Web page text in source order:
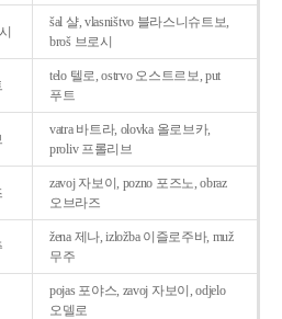
šal 샬, vlasništvo 블라스니슈트보,
broš 브로시
telo 텔로, ostrvo 오스트르보, put
푸트
vatra 바트라, olovka 올로브카,
proliv 프롤리브
zavoj 자보이, pozno 포즈노, obraz
오브라즈
žena 제나, izložba 이즐로주바, muž
무주
pojas 포야스, zavoj 자보이, odjelo
오델로